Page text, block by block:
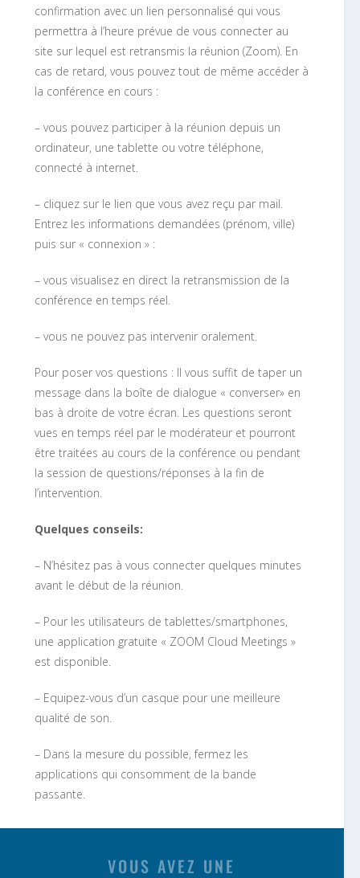
confirmation avec un lien personnalisé qui vous
permettra à l’heure prévue de vous connecter au
site sur lequel est retransmis la réunion (Zoom). En
cas de retard, vous pouvez tout de même accéder à
la conférence en cours :
– vous pouvez participer à la réunion depuis un
ordinateur, une tablette ou votre téléphone,
connecté à internet.
– cliquez sur le lien que vous avez reçu par mail.
Entrez les informations demandées (prénom, ville)
puis sur « connexion » :
– vous visualisez en direct la retransmission de la
conférence en temps réel.
– vous ne pouvez pas intervenir oralement.
Pour poser vos questions : Il vous suffit de taper un
message dans la boîte de dialogue « converser» en
bas à droite de votre écran. Les questions seront
vues en temps réel par le modérateur et pourront
être traitées au cours de la conférence ou pendant
la session de questions/réponses à la fin de
l’intervention.
Quelques conseils:
– N’hésitez pas à vous connecter quelques minutes
avant le début de la réunion.
– Pour les utilisateurs de tablettes/smartphones,
une application gratuite « ZOOM Cloud Meetings »
est disponible.
– Equipez-vous d’un casque pour une meilleure
qualité de son.
– Dans la mesure du possible, fermez les
applications qui consomment de la bande
passante.
VOUS AVEZ UNE